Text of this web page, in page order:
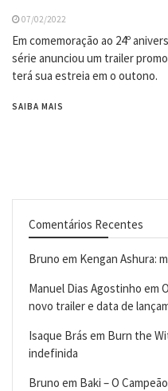
07/02/2022
Em comemoração ao 24º
série anunciou um trailer
terá sua estreia em o outono.
SAIBA MAIS
Comentários Recentes
Bruno em Kengan Ashura:
Manuel Dias Agostinho em
novo trailer e data de
Isaque Brás em Burn the
indefinida
Bruno em Baki – O